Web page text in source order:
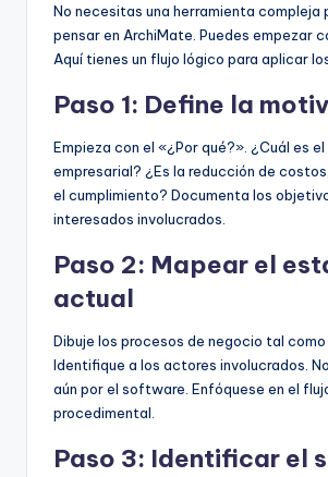
No necesitas una herramienta compleja
pensar en ArchiMate. Puedes empezar
Aquí tienes un flujo lógico para aplicar
Paso 1: Define la
Empieza con el «¿Por qué?». ¿Cuál es
empresarial? ¿Es la reducción de
el cumplimiento? Documenta los
interesados involucrados.
Paso 2: Mapear el
actual
Dibuje los procesos de negocio tal como
Identifique a los actores involucrados.
aún por el software. Enfóquese en el
procedimental.
Paso 3: Identificar el